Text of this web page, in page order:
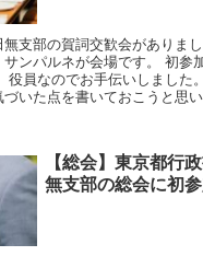
支部の賀詞交歓会がありま
ンパルネが会場です。 初参
役員なのでお手伝いしました
いた点を書いておこうと思
【総会】東京都行
無支部の総会に初